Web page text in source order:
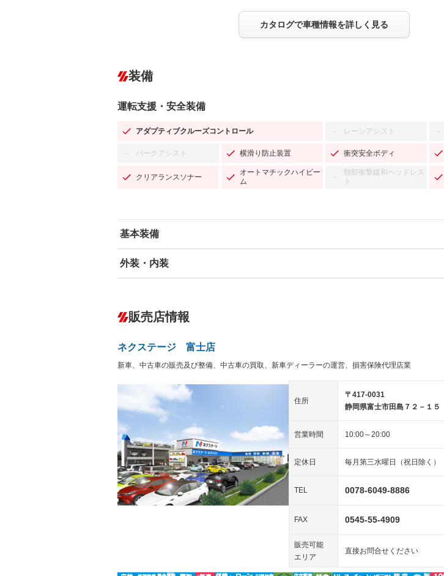
カタログで車種情報を詳しく見る
装備
運転支援・安全装備
アダプティブクルーズコントロール － レーンアシスト －
－ パークアシスト 横滑り防止装置 衝突安全ボディ
クリアランスソナー
オートマチックハイビー
ム
－
頸部衝撃緩和ヘッドレス
ト
基本装備
エアバッグ：運転席/助手席/サイド
－ ダウンヒルアシストコントロール
Bluetooth接続
外装・内装
－ オーディオ
－
ヘッドライトウォッシャ
ー
LEDヘッドランプ － HID(キセノンライト) － ポータブルナビ
スマートキー
－ ランフラットタイヤ 3列シート
－ フルフラットシート － チップアップシート オットマン
シートヒーター － ウォークスルー 後席モニター
－ フロントカメラ － シートエアコン
－ ルーフレール － エアサスペンション
販売店情報
ネクステージ 富士店
新車、中古車の販売及び整備、中古車の買取、新車ディーラーの運営、損害保険代理店業
住所
〒417-0031
静岡県富士市田島７２－１５
営業時間 10:00～20:00
定休日 毎月第三水曜日（祝日除く）
TEL 0078-6049-8886
FAX 0545-55-4909
販売可能
エリア
直接お問合せください